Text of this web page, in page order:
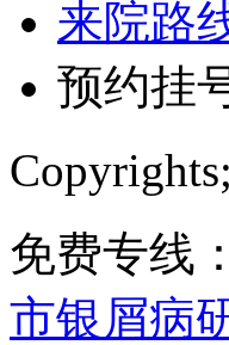
来院路
预约挂
免费专线
市银屑病